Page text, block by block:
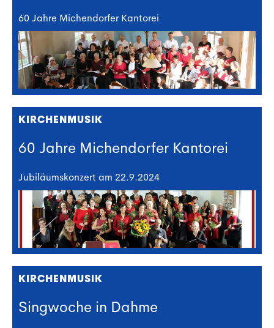
60 Jahre Michendorfer Kantorei
KIRCHENMUSIK
60 Jahre Michendorfer Kantorei
Jubiläumskonzert am 22.9.2024
KIRCHENMUSIK
Singwoche in Dahme